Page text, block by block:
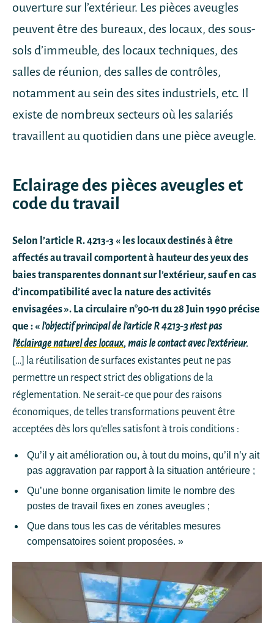
ouverture sur l’extérieur. Les pièces aveugles
peuvent être des bureaux, des locaux, des sous-
sols d’immeuble, des locaux techniques, des
salles de réunion, des salles de contrôles,
notamment au sein des sites industriels, etc. Il
existe de nombreux secteurs où les salariés
travaillent au quotidien dans une pièce aveugle.
Eclairage des pièces aveugles et
code du travail
Selon l’article R. 4213-3 « les locaux destinés à être
affectés au travail comportent à hauteur des yeux des
baies transparentes donnant sur l’extérieur, sauf en cas
d’incompatibilité avec la nature des activités
envisagées ». La circulaire n°90-11 du 28 Juin 1990 précise
que : « l’objectif principal de l’article R 4213-3 n’est pas
l’éclairage naturel des locaux, mais le contact avec l’extérieur.
[…] la réutilisation de surfaces existantes peut ne pas
permettre un respect strict des obligations de la
réglementation. Ne serait-ce que pour des raisons
économiques, de telles transformations peuvent être
acceptées dès lors qu’elles satisfont à trois conditions :
Qu’il y ait amélioration ou, à tout du moins, qu’il n’y ait
pas aggravation par rapport à la situation antérieure ;
Qu’une bonne organisation limite le nombre des
postes de travail fixes en zones aveugles ;
Que dans tous les cas de véritables mesures
compensatoires soient proposées. »